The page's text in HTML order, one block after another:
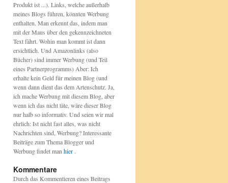
Produkt ist ...). Links, welche außerhalb
meines Blogs führen, könnten Werbung
enthalten. Man erkennt das, indem man
mit der Maus über den gekennzeichneten
Text fährt. Wohin man kommt ist dann
ersichtlich. Und Amazonlinks (also
Bücher) sind immer Werbung (und Teil
eines Partnerprogramms) Aber: Ich
erhalte kein Geld für meinen Blog (und
wenn dann dient das dem Artenschutz. Ja,
ich mache Werbung mit diesem Blog, aber
wenn ich das nicht täte, wäre dieser Blog
nur halb so informativ. Und seien wir mal
ehrlich: Ist nicht fast alles, was nicht
Nachrichten sind, Werbung? Interessante
Beiträge zum Thema Blogger und
Werbung findet man hier .
Kommentare
Durch das Kommentieren eines Beitrags